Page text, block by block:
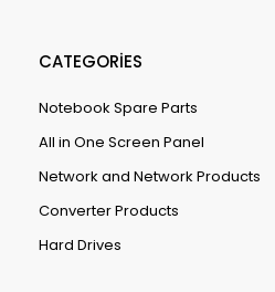
CATEGORİES
Notebook Spare Parts
All in One Screen Panel
Network and Network Products
Converter Products
Hard Drives